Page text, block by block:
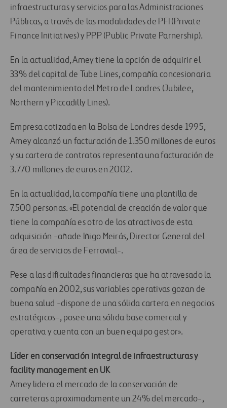
infraestructuras y servicios para las Administraciones
Públicas, a través de las modalidades de PFI (Private
Finance Initiatives) y PPP (Public Private Parnership).
En la actualidad, Amey tiene la opción de adquirir el
33% del capital de Tube Lines, compañía concesionaria
del mantenimiento del Metro de Londres (Jubilee,
Northern y Piccadilly Lines).
Empresa cotizada en la Bolsa de Londres desde 1995,
Amey alcanzó un facturación de 1.350 millones de euros
y su cartera de contratos representa una facturación de
3.770 millones de euros en 2002.
En la actualidad, la compañía tiene una plantilla de
7.500 personas. «El potencial de creación de valor que
tiene la compañía es otro de los atractivos de esta
adquisición -añade Iñigo Meirás, Director General del
área de servicios de Ferrovial-.
Pese a las dificultades financieras que ha atravesado la
compañía en 2002, sus variables operativas gozan de
buena salud -dispone de una sólida cartera en negocios
estratégicos-, posee una sólida base comercial y
operativa y cuenta con un buen equipo gestor».
Líder en conservación integral de infraestructuras y
facility management en UK
Amey lidera el mercado de la conservación de
carreteras aproximadamente un 24% del mercado-,